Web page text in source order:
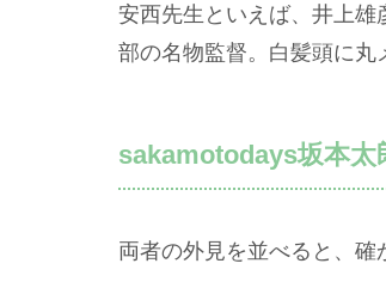
安西先生といえば、井上
部の名物監督。白髪頭に丸
sakamotodays坂本太
両者の外見を並べると、確